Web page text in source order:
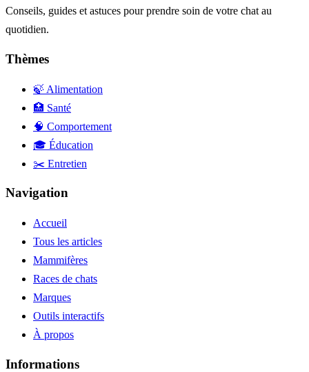
Conseils, guides et astuces pour prendre soin de votre chat au
quotidien.
Thèmes
🍃 Alimentation
🏥 Santé
🧠 Comportement
🎓 Éducation
✂️ Entretien
Navigation
Accueil
Tous les articles
Mammifères
Races de chats
Marques
Outils interactifs
À propos
Informations